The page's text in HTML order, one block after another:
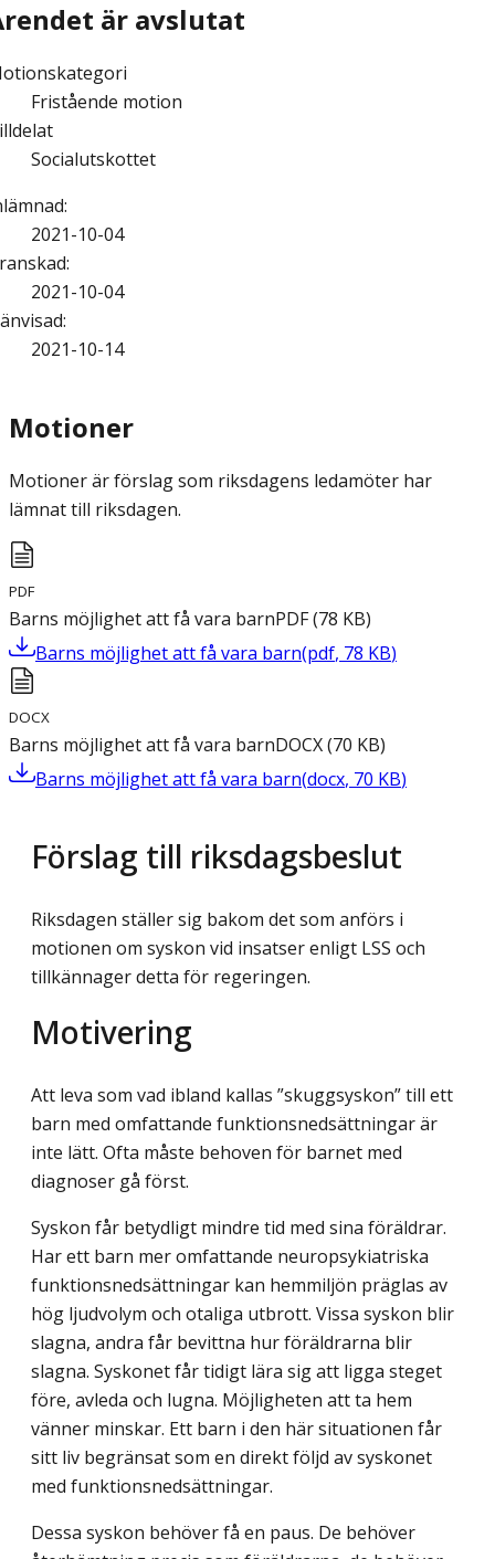
är avslutat
Fristående motion
Socialutskottet
:
2021-10-04
:
2021-10-04
:
2021-10-14
Motioner
Motioner är förslag som riksdagens ledamöter har
lämnat till riksdagen.
PDF
Barns möjlighet att få vara barnPDF(78 KB)
Barns möjlighet att få vara barn(pdf, 78 KB)
DOCX
Barns möjlighet att få vara barnDOCX(70 KB)
Barns möjlighet att få vara barn(docx, 70 KB)
Förslag till riksdagsbeslut
Riksdagen ställer sig bakom det som anförs i
motionen om syskon vid insatser enligt LSS och
tillkännager detta för regeringen.
Motivering
Att leva som vad ibland kallas ”skuggsyskon” till ett
barn med omfattande funk­tionsnedsättningar är
inte lätt. Ofta måste behoven för barnet med
diagnoser gå först.
Syskon får betydligt mindre tid med sina föräldrar.
Har ett barn mer omfattande neuropsykiatriska
funktionsnedsättningar kan hemmiljön präglas av
hög ljudvolym och otaliga utbrott. Vissa syskon blir
slagna, andra får bevittna hur föräldrarna blir
slagna. Syskonet får tidigt lära sig att ligga steget
före, avleda och lugna. Möjligheten att ta hem
vänner minskar. Ett barn i den här situationen får
sitt liv begränsat som en direkt följd av syskonet
med funktionsnedsättningar.
Dessa syskon behöver få en paus. De behöver